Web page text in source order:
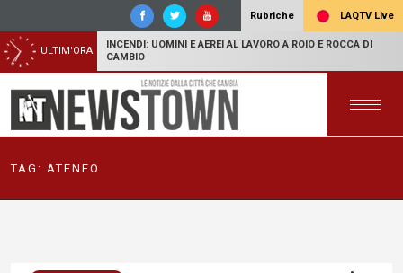
Rubriche LAQTV Live
ULTIM'ORA
INCENDI: UOMINI E AEREI AL LAVORO A ROIO E ROCCA DI
CAMBIO
TAG: ATENEO